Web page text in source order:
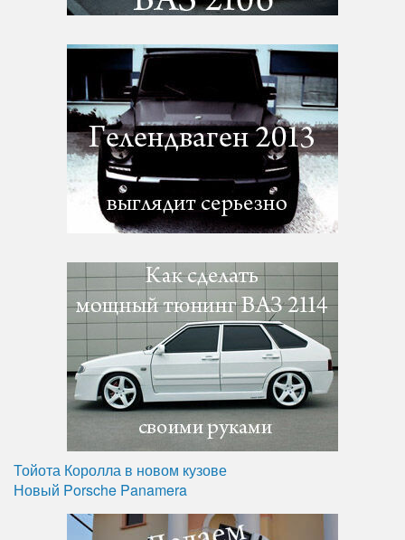
Тойота Королла в новом кузове
Новый Porsche Panamera